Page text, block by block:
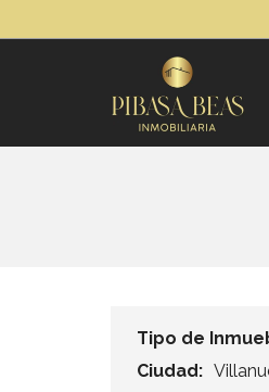
Tipo de
Ciudad: